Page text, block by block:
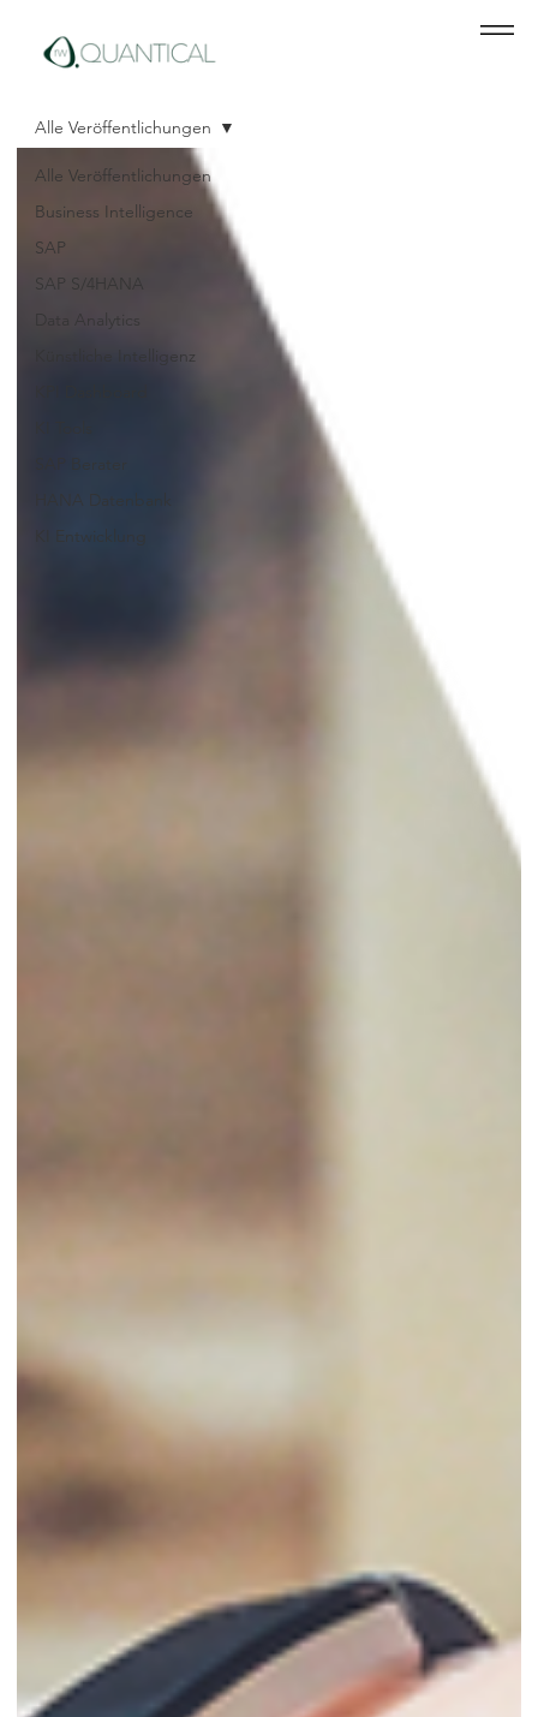
Alle Veröffentlichungen
Business Intelligence
SAP
SAP S/4HANA
Data Analytics
Künstliche Intelligenz
HANA Datenbank
KI Entwicklung
Alle Veröffentlichungen